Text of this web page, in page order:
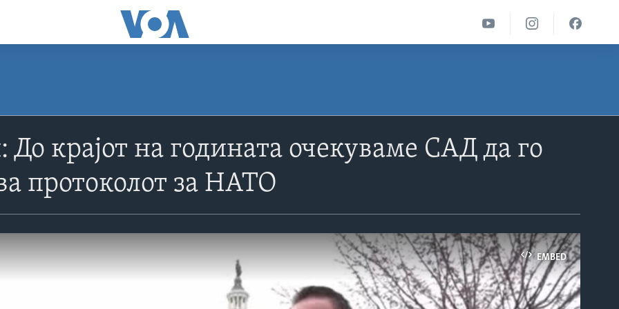
крајот на годината очекуваме САД да го
протоколот за НАТО
EMBED